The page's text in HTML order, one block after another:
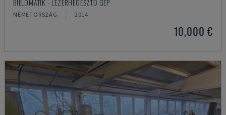
BIELOMATIK - LÉZERHEGESZTŐ GÉP
NÉMETORSZÁG 2014
10,000 €